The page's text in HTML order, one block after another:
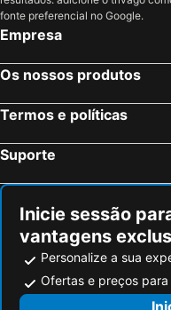
fonte preferencial no Google.
Empresa
Os nossos produtos
Termos e políticas
Suporte
Inicie sessão
vantagens
Personalize a sua
Ofertas e preços